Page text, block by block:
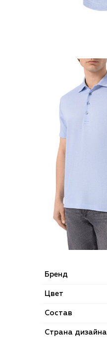
Бренд
Цвет
Состав
Страна дизайна